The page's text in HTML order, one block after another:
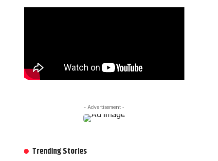
- Advertisement -
Trending Stories